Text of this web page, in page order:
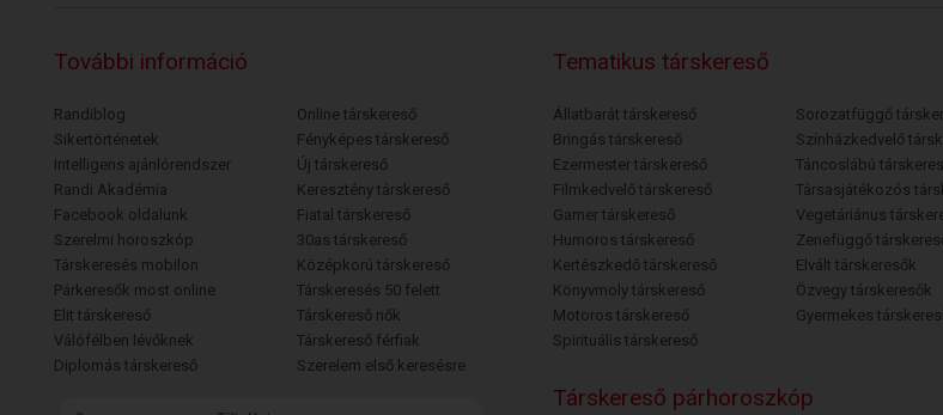
További információ
Randiblog
Sikertörténetek
Intelligens ajánlórendszer
Randi Akadémia
Facebook oldalunk
Szerelmi horoszkóp
Társkeresés mobilon
Párkeresők most online
Elit társkereső
Válófélben lévőknek
Diplomás társkereső
Online társkereső
Fényképes társkereső
Új társkereső
Keresztény társkereső
Fiatal társkereső
30as társkereső
Középkorú társkereső
Társkeresés 50 felett
Társkereső nők
Társkereső férfiak
Szerelem első keresésre
Tematikus társkereső
Állatbarát társkereső
Bringás társkereső
Ezermester társkereső
Filmkedvelő társkereső
Gamer társkereső
Humoros társkereső
Kertészkedő társkereső
Könyvmoly társkereső
Motoros társkereső
Spirituális társkereső
Sorozatfüggő
Színházkedvelő
Táncoslábú
Társasjátékozós
Vegetáriánus
Zenefüggő
Elvált társkeresők
Özvegy társkeresők
Gyermekes
Társkereső párhoroszkóp